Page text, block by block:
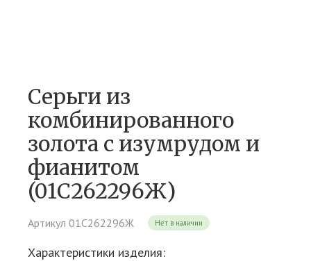
Серьги из
комбинированного
золота c изумрудом и
фианитом
(01С262296Ж)
Артикул 01С262296Ж Нет в наличии
Характеристики изделия: